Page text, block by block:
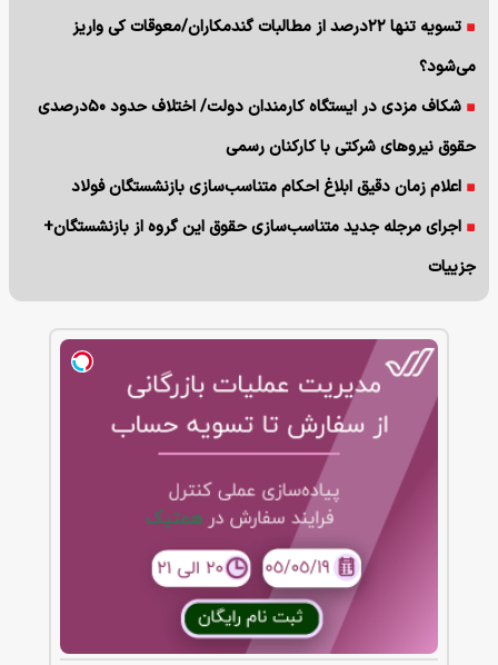
تسویه تنها ۲۲درصد از مطالبات گندمکاران/معوقات کی واریز
می‌شود؟
شکاف مزدی در ایستگاه کارمندان دولت/ اختلاف حدود ۵۰درصدی
حقوق نیروهای شرکتی با کارکنان رسمی
اعلام زمان دقیق ابلاغ احکام متناسب‌سازی بازنشستگان فولاد
اجرای مرجله جدید متناسب‌سازی حقوق این گروه از بازنشستگان+
جزییات